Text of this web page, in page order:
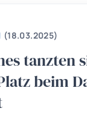
(18.03.2025)
tanzten
beim